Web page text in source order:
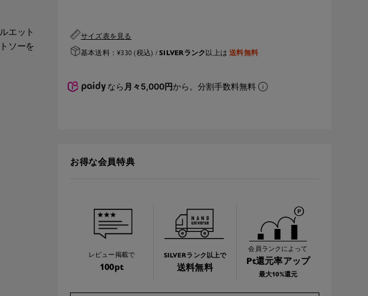
エット
ソーを
サイズ表を見る
基本送料：¥330 (税込) /SILVERランク 以上は送料無料
なら 月々5,000円から。分割手数料無料
お得な会員特典
レビュー掲載で
100pt
SILVERランク以上で
送料無料
会員ランクによって
Pt還元率アップ
最大10%還元